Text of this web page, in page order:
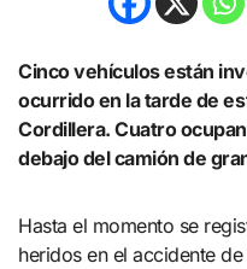
Cinco vehículos están involucrados en el fatal accidente
ocurrido en la tarde de
Cordillera. Cuatro
debajo del camión de
Hasta el momento se
heridos en el accidente